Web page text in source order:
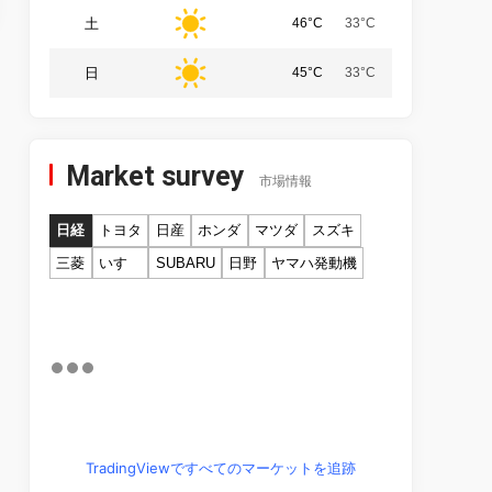
土 46°C 33°C
日 45°C 33°C
Market survey 市場情報
日経 トヨタ 日産 ホンダ マツダ
スズキ
三菱
いすゞ SUBARU 日野 ヤマハ発動機
TradingViewですべてのマーケットを追跡